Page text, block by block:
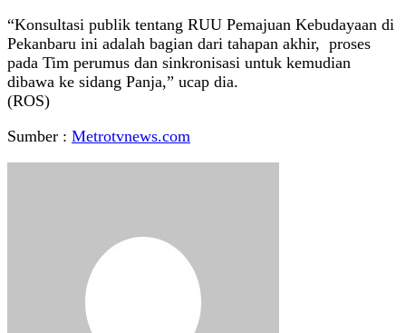
“Konsultasi publik tentang RUU Pemajuan Kebudayaan di
Pekanbaru ini adalah bagian dari tahapan akhir, proses
pada Tim perumus dan sinkronisasi untuk kemudian
dibawa ke sidang Panja,” ucap dia.
(ROS)
Sumber : Metrotvnews.com